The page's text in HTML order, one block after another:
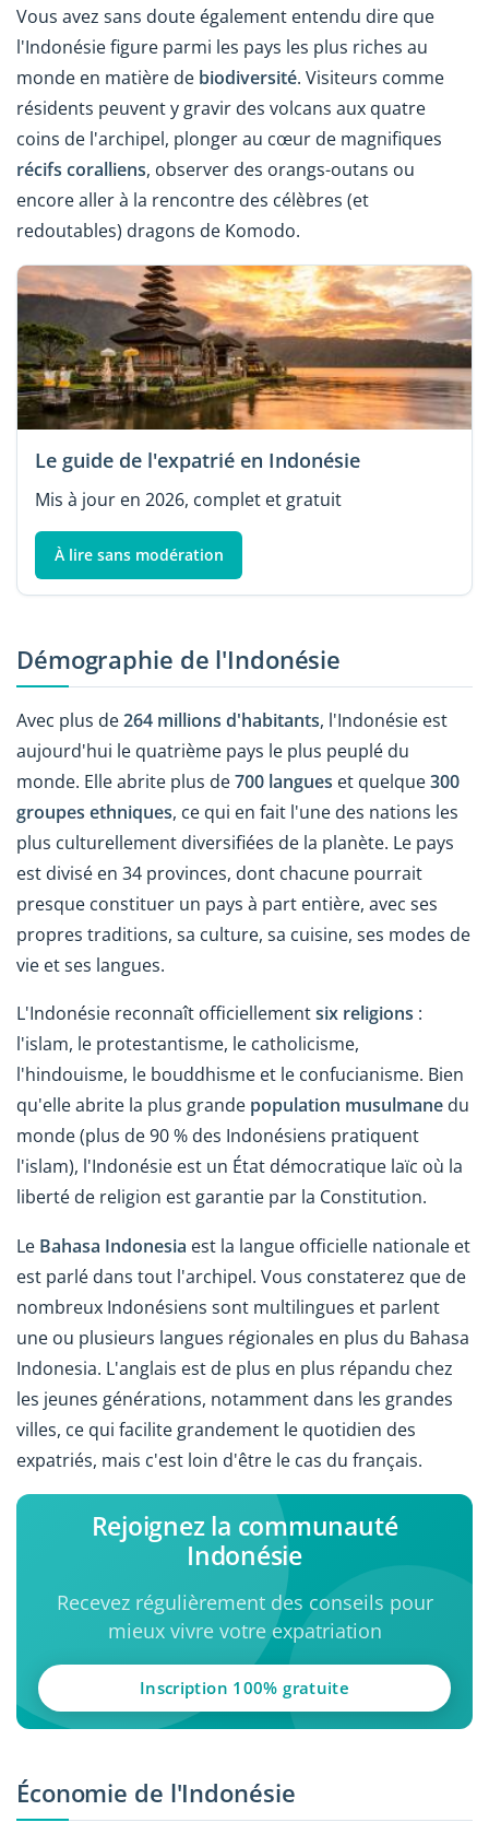
Vous avez sans doute également entendu dire que
l'Indonésie figure parmi les pays les plus riches au
monde en matière de biodiversité. Visiteurs comme
résidents peuvent y gravir des volcans aux quatre
coins de l'archipel, plonger au cœur de magnifiques
récifs coralliens, observer des orangs-outans ou
encore aller à la rencontre des célèbres (et
redoutables) dragons de Komodo.
Le guide de l'expatrié en Indonésie
Mis à jour en 2026, complet et gratuit
À lire sans modération
Démographie de l'Indonésie
Avec plus de264 millions d'habitants, l'Indonésie est
aujourd'hui le quatrième pays le plus peuplé du
monde. Elle abrite plus de700 langues et quelque300
groupes ethniques, ce qui en fait l'une des nations les
plus culturellement diversifiées de la planète. Le pays
est divisé en 34 provinces, dont chacune pourrait
presque constituer un pays à part entière, avec ses
propres traditions, sa culture, sa cuisine, ses modes de
vie et ses langues.
L'Indonésie reconnaît officiellementsix religions :
l'islam, le protestantisme, le catholicisme,
l'hindouisme, le bouddhisme et le confucianisme. Bien
qu'elle abrite la plus grande population musulmane du
monde (plus de 90 % des Indonésiens pratiquent
l'islam), l'Indonésie est un État démocratique laïc où la
liberté de religion est garantie par la Constitution.
Le Bahasa Indonesia est la langue officielle nationale et
est parlé dans tout l'archipel. Vous constaterez que de
nombreux Indonésiens sont multilingues et parlent
une ou plusieurs langues régionales en plus du Bahasa
Indonesia. L'anglais est de plus en plus répandu chez
les jeunes générations, notamment dans les grandes
villes, ce qui facilite grandement le quotidien des
expatriés, mais c'est loin d'être le cas du français.
Rejoignez la communauté
Indonésie
Recevez régulièrement des conseils pour
mieux vivre votre expatriation
Inscription 100% gratuite
Économie de l'Indonésie